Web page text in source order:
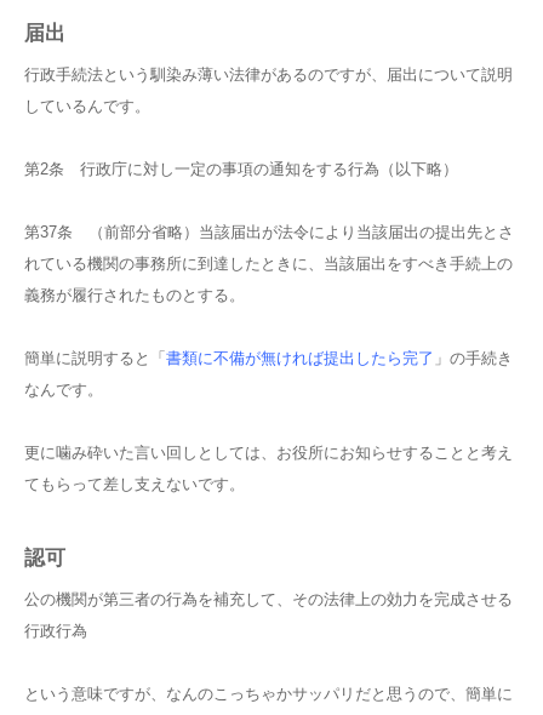
届出
行政手続法という馴染み薄い法律があるのですが、届出について説明
しているんです。
第2条 行政庁に対し一定の事項の通知をする行為（以下略）
第37条 （前部分省略）当該届出が法令により当該届出の提出先とさ
れている機関の事務所に到達したときに、当該届出をすべき手続上の
義務が履行されたものとする。
簡単に説明すると「 書類に不備が無ければ提出したら完了 」の手続き
なんです。
更に噛み砕いた言い回しとしては、お役所にお知らせすることと考え
てもらって差し支えないです。
認可
公の機関が第三者の行為を補充して、その法律上の効力を完成させる
行政行為
という意味ですが、なんのこっちゃかサッパリだと思うので、簡単に